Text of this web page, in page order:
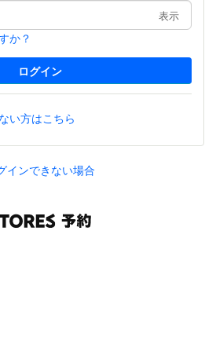
表示
か？
い方はこちら
インできない場合